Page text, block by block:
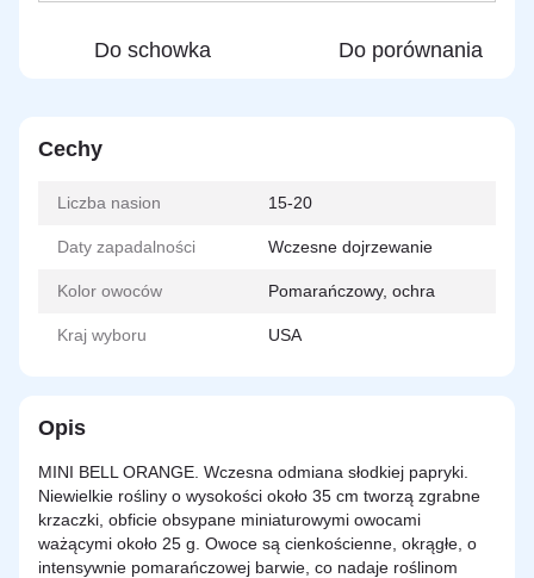
Do schowka Do porównania
Cechy
Liczba nasion 15-20
Daty zapadalności Wczesne dojrzewanie
Kolor owoców Pomarańczowy, ochra
Kraj wyboru USA
Opis
MINI BELL ORANGE. Wczesna odmiana słodkiej papryki.
Niewielkie rośliny o wysokości około 35 cm tworzą zgrabne
krzaczki, obficie obsypane miniaturowymi owocami
ważącymi około 25 g. Owoce są cienkościenne, okrągłe, o
intensywnie pomarańczowej barwie, co nadaje roślinom